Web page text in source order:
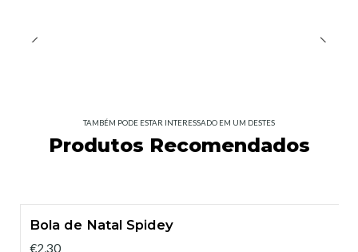
TAMBÉM PODE ESTAR INTERESSADO EM UM DESTES
Produtos Recomendados
Bola de Natal Spidey
€2,30